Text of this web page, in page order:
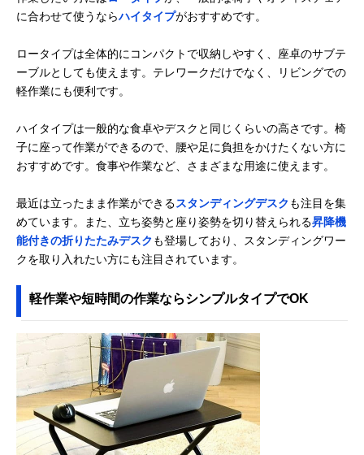
に合わせて使うならハイタイプがおすすめです。
ロータイプは全体的にコンパクトで収納しやすく、座卓のサブテ
ーブルとしても使えます。テレワークだけでなく、リビングでの
軽作業にも便利です。
ハイタイプは一般的な食卓やデスクと同じくらいの高さです。椅
子に座って作業ができるので、腰や足に負担をかけたくない方に
おすすめです。食事や作業など、さまざまな用途に使えます。
最近は立ったまま作業ができるスタンディングデスク も注目を集
めています。また、立ち姿勢と座り姿勢を切り替えられる昇降機
能付きの折りたたみデスク も登場しており、スタンディングワー
クを取り入れたい方にも注目されています。
軽作業や短時間の作業ならシンプルタイプでOK